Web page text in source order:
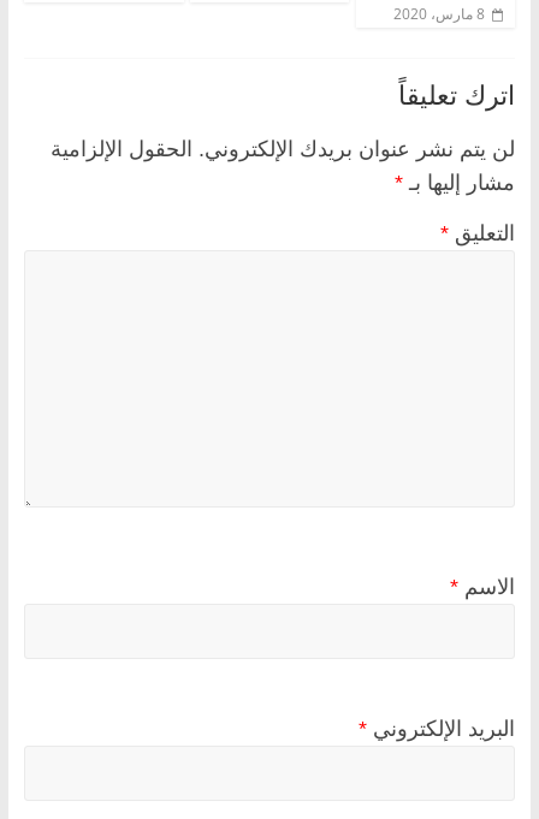
8 مارس، 2020
اترك تعليقاً
لن يتم نشر عنوان بريدك الإلكتروني. الحقول الإلزامية
مشار إليها بـ *
التعليق *
الاسم *
البريد الإلكتروني *